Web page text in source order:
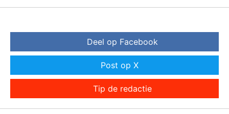
Deel op Facebook
Post op X
Tip de redactie